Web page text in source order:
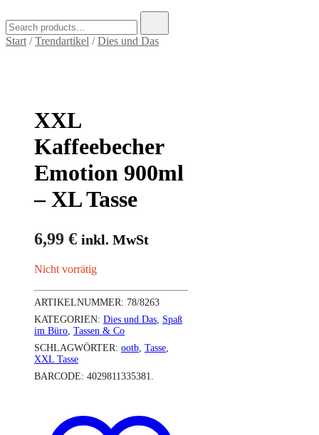
for:
Start /Trendartikel /Dies und Das
XXL
Kaffeebecher
Emotion 900ml
– XL Tasse
6,99 € inkl. MwSt
Nicht vorrätig
ARTIKELNUMMER: 78/8263
KATEGORIEN: Dies und Das, Spaß
im Büro, Tassen & Co
SCHLAGWÖRTER: ootb, Tasse,
XXL Tasse
BARCODE: 4029811335381.